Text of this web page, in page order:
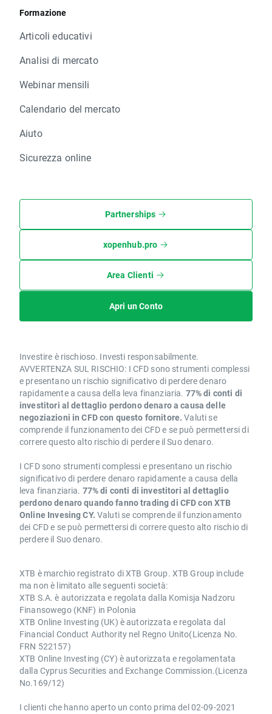
Formazione
Articoli educativi
Analisi di mercato
Webinar mensili
Calendario del mercato
Aiuto
Sicurezza online
Partnerships
xopenhub.pro
Area Clienti
Apri un Conto
Investire è rischioso. Investi responsabilmente.
AVVERTENZA SUL RISCHIO: I CFD sono strumenti complessi
e presentano un rischio significativo di perdere denaro
rapidamente a causa della leva finanziaria. 77% di conti di
investitori al dettaglio perdono denaro a causa delle
negoziazioni in CFD con questo fornitore. Valuti se
comprende il funzionamento dei CFD e se può permettersi di
correre questo alto rischio di perdere il Suo denaro.
I CFD sono strumenti complessi e presentano un rischio
significativo di perdere denaro rapidamente a causa della
leva finanziaria. 77% di conti di investitori al dettaglio
perdono denaro quando fanno trading di CFD con XTB
Online Invesing CY. Valuti se comprende il funzionamento
dei CFD e se può permettersi di correre questo alto rischio di
perdere il Suo denaro.
XTB è marchio registrato di XTB Group. XTB Group include
ma non è limitato alle seguenti società:
XTB S.A. è autorizzata e regolata dalla Komisja Nadzoru
Finansowego (KNF) in Polonia
XTB Online Investing (UK) è autorizzata e regolata dal
Financial Conduct Authority nel Regno Unito(Licenza No.
FRN 522157)
XTB Online Investing (CY) è autorizzata e regolamentata
dalla Cyprus Securities and Exchange Commission.(Licenza
No.169/12)
I clienti che hanno aperto un conto prima del 02-09-2021